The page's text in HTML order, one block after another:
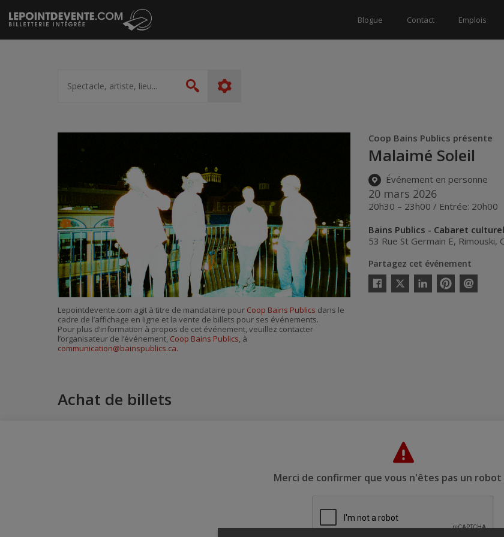
Passer
au
contenu
Blogue Contact Emplois
artiste,
lieu...
Rechercher
Coop Bains Publics présente
Malaimé Soleil
Événement en personne
20 mars 2026
20h30 – 23h00 / Entrée: 20h00
Bains Publics - Cabaret
53 Rue St Germain E, Rimouski,
Partagez cet événement
Facebook
Twitter
LinkedinPinterestEnvoyer
Lepointdevente.com agit à titre de mandataire pour Coop Bains Publics dans le
cadre de l’affichage en ligne et la vente de billets pour ses événements.
Pour plus d’information à propos de cet événement, veuillez contacter
l’organisateur de l’événement, Coop Bains Publics, à
communication@bainspublics.ca.
Achat de billets
Merci de confirmer que vous n'êtes pas un robot